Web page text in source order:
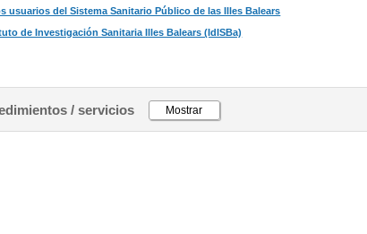
usuarios del Sistema Sanitario Público de las Illes Balears
de Investigación Sanitaria Illes Balears (IdISBa)
/ servicios Mostrar